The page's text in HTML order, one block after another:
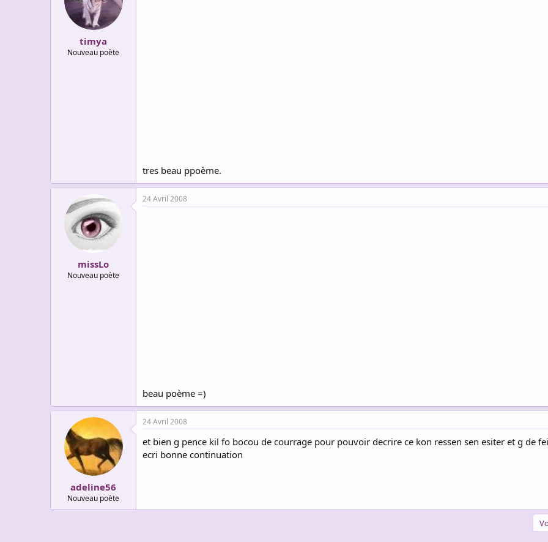
timya
Nouveau poète
tres beau ppoème.
missLo
Nouveau poète
24 Avril 2008
beau poème =)
adeline56
Nouveau poète
24 Avril 2008
et bien g pence kil fo bocou de courrage pour pouvoir decrire ce kon ressen sen esiter et g de
ecri bonne continuation